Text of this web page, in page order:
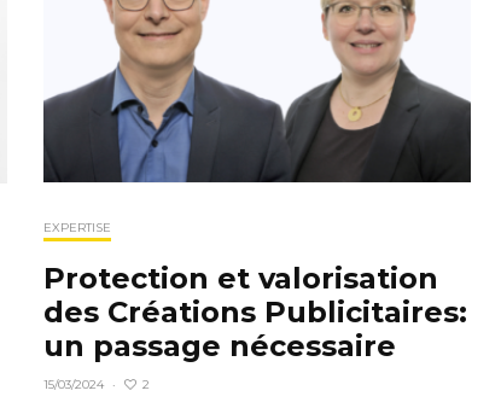
EXPERTISE
Protection et valorisation
des Créations Publicitaires:
un passage nécessaire
15/03/2024 · 2